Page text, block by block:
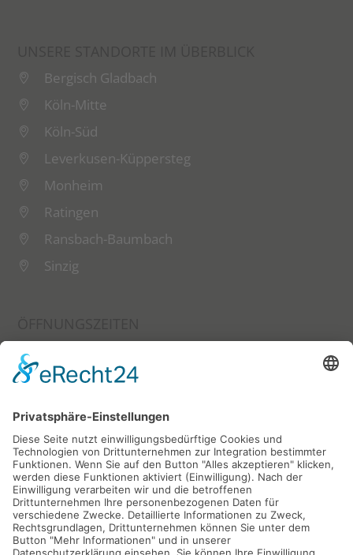
Bergisch Gladbach
Köln-Mitte
Köln-Süd
Leverkusen-Küppersteg
Monheim
Ratingen
Ransbach-Baumbach
Sinzig
Montag - Freitag 07:00 - 17:00 Uhr
Samstag 07:00 - 12:00 Uhr
FOLGT UNS JETZT AUF:
KEINE ANGEBOTE VERPASSEN
Zum Newsletter anmelden